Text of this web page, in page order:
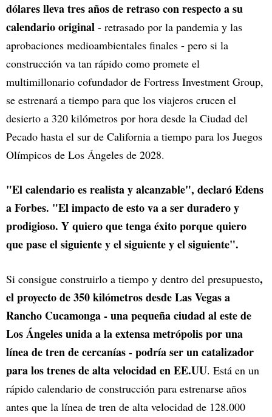
dólares lleva tres años de retraso con respecto a su
calendario original - retrasado por la pandemia y las
aprobaciones medioambientales finales - pero si la
construcción va tan rápido como promete el
multimillonario cofundador de Fortress Investment Group,
se estrenará a tiempo para que los viajeros crucen el
desierto a 320 kilómetros por hora desde la Ciudad del
Pecado hasta el sur de California a tiempo para los Juegos
Olímpicos de Los Ángeles de 2028.
"El calendario es realista y alcanzable", declaró Edens
a Forbes. "El impacto de esto va a ser duradero y
prodigioso. Y quiero que tenga éxito porque quiero
que pase el siguiente y el siguiente y el siguiente".
Si consigue construirlo a tiempo y dentro del presupuesto,
el proyecto de 350 kilómetros desde Las Vegas a
Rancho Cucamonga - una pequeña ciudad al este de
Los Ángeles unida a la extensa metrópolis por una
línea de tren de cercanías - podría ser un catalizador
para los trenes de alta velocidad en EE.UU. Está en un
rápido calendario de construcción para estrenarse años
antes que la línea de tren de alta velocidad de 128.000